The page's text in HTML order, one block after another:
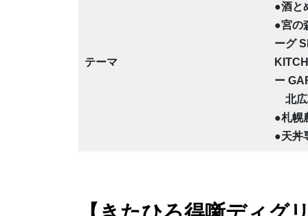
テーマ
●酒と
●宮の
ーグ
ー
北
●札幌
●天丼